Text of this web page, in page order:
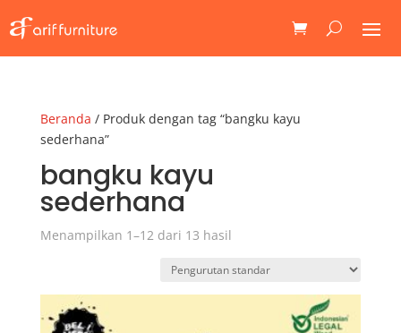
Beranda / Produk dengan tag “bangku kayu
sederhana”
bangku kayu
sederhana
Menampilkan 1–12 dari 13 hasil